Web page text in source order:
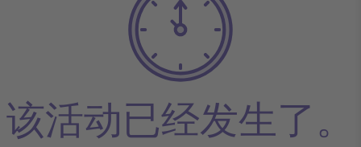
该活动已经发生了。